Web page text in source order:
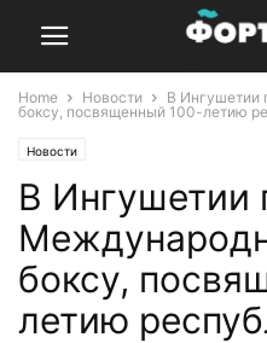
Home Новости
В Ингушетии
боксу, посвященный 100-летию
Новости
В Ингушетии
боксу,
летию